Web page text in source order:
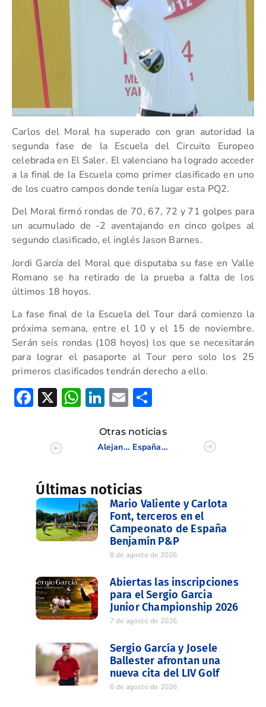
Carlos del Moral ha superado con gran autoridad la
segunda fase de la Escuela del Circuito Europeo
celebrada en El Saler. El valenciano ha logrado acceder
a la final de la Escuela como primer clasificado en uno
de los cuatro campos donde tenía lugar esta PQ2.
Del Moral firmó rondas de 70, 67, 72 y 71 golpes para
un acumulado de -2 aventajando en cinco golpes al
segundo clasificado, el inglés Jason Barnes.
Jordi García del Moral que disputaba su fase en Valle
Romano se ha retirado de la prueba a falta de los
últimos 18 hoyos.
La fase final de la Escuela delTour dará comienzo la
próxima semana, entre el 10 y el 15 de noviembre.
Serán seis rondas (108 hoyos) los que se necesitarán
para lograr el pasaporte al Tour pero solo los 25
primeros clasificados tendrán derecho a ello.
Facebook
X WhatsApp
LinkedIn
Email
Otras noticias
Alejandro y Raquel Montañés, campeones en el Dobles Mixto de la Comunidad Valenciana
España, con Antonio Llerena, cuarta en la Copa de las Naciones de Golf Adaptado celebrada en Las Colinas
Últimas noticias
Mario Valiente y Carlota
Font, terceros en el
Campeonato de España
Benjamín P&P
8 de agosto de 2026
Abiertas las inscripciones
para el Sergio Garcia
Junior Championship 2026
7 de agosto de 2026
Sergio García y Josele
Ballester afrontan una
nueva cita del LIV Golf
6 de agosto de 2026